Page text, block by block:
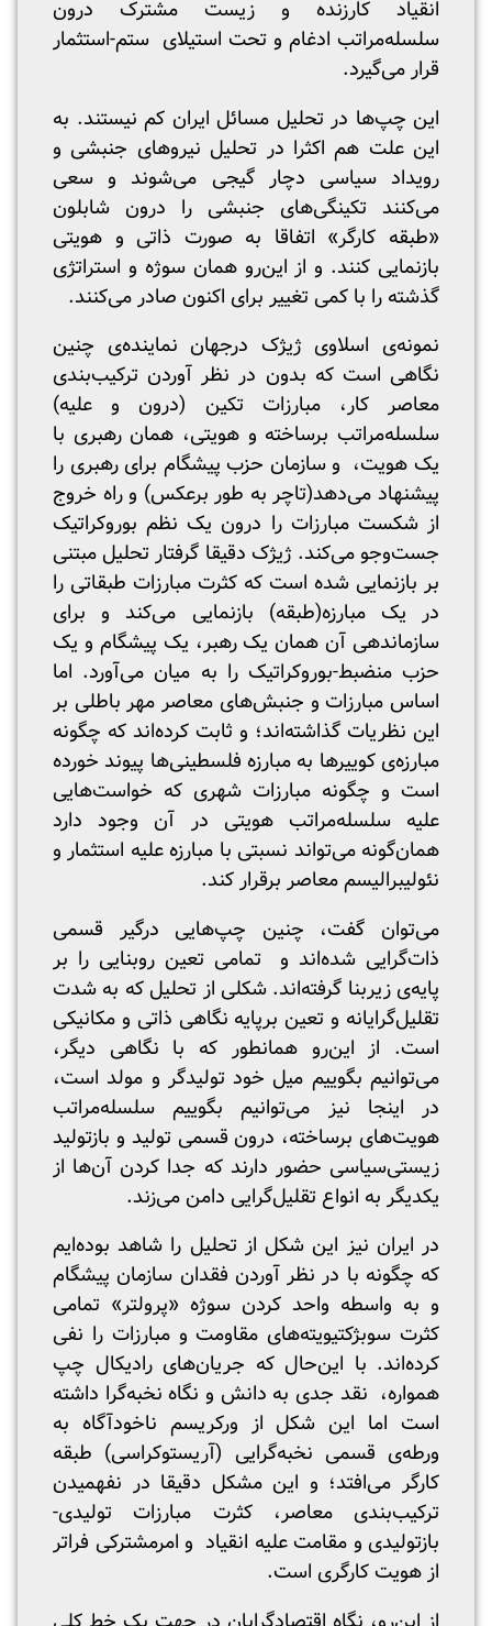
انقیاد کارزنده و زیست مشترک درون
سلسله‌مراتب ادغام و تحت استیلای ستم-استثمار
قرار می‌گیرد.
این چپ‌ها در تحلیل مسائل ایران کم نیستند. به
این علت هم اکثرا در تحلیل نیرو‌های جنبشی و
رویداد سیاسی دچار گیجی می‌شوند و سعی
می‌کنند تکینگی‌های جنبشی را درون شابلون
«طبقه کارگر» اتفاقا به صورت ذاتی و هویتی
بازنمایی کنند. و از این‌رو همان سوژه و استراتژی
گذشته را با کمی تغییر برای اکنون صادر می‌کنند.
نمونه‌ی اسلاوی ژیژک در‌جهان نماینده‌ی چنین
نگاهی است که بدون در نظر آوردن ترکیب‌بندی
معاصر کار، مبارزات تکین (درون و علیه)
سلسله‌مراتب برساخته و هویتی، همان رهبری با
یک هویت، و سازمان حزب پیشگام برای رهبری را
پیشنهاد می‌دهد(تاچر به طور برعکس) و راه خروج
از شکست مبارزات را درون یک نظم بوروکراتیک
جست‌وجو می‌کند. ژیژک دقیقا گرفتار تحلیل مبتنی
بر بازنمایی شده است که کثرت مبارزات طبقاتی را
در یک مبارزه(طبقه) بازنمایی می‌کند و برای
سازماندهی آن همان یک رهبر، یک پیشگام و یک
حزب منضبط-بوروکراتیک را به میان می‌آورد. اما
اساس مبارزات و جنبش‌های معاصر مهر باطلی بر
این نظریات گذاشته‌اند؛ و ثابت کرده‌اند که چگونه
مبارزه‌ی کوییر‌ها به مبارزه فلسطینی‌ها پیوند خورده
است و چگونه مبارزات شهری که خواست‌هایی
علیه سلسله‌مراتب هویتی در آن وجود دارد
همان‌گونه می‌تواند نسبتی با مبارزه علیه استثمار و
نئولیبرالیسم معاصر برقرار کند.
می‌توان گفت، چنین چپ‌هایی درگیر قسمی
ذات‌گرایی شده‌اند و تمامی تعین روبنایی را بر
پایه‌ی زیربنا گرفته‌اند. شکلی از تحلیل که به شدت
تقلیل‌گرایانه و تعین برپایه نگاهی ذاتی و مکانیکی
است. از این‌رو همانطور که با نگاهی دیگر،
می‌توانیم‌ بگوییم میل خود تولیدگر و مولد است،
در اینجا نیز می‌توانیم بگوییم سلسله‌مراتب
هویت‌های برساخته، درون قسمی تولید و بازتولید
زیستی‌سیاسی حضور دارند که جدا کردن آن‌ها از
یکدیگر به انواع تقلیل‌گرایی دامن می‌زند.
در ایران نیز این شکل از تحلیل را شاهد بوده‌ایم
که چگونه با در نظر آوردن فقدان سازمان پیشگام
و به واسطه واحد کردن سوژه «پرولتر» تمامی
کثرت سوبژکتیویته‌ها‌ی مقاومت و مبارزات را نفی
کرده‌اند. با این‌حال که جریان‌های رادیکال چپ
همواره، نقد جدی به دانش و نگاه نخبه‌گرا داشته‌
است اما این شکل از ورکریسم ناخودآگاه به
ورطه‌ی قسمی نخبه‌گرایی (آریستوکراسی) طبقه
کارگر می‌افتد؛ و این مشکل دقیقا در نفهمیدن
ترکیب‌بندی معاصر، کثرت مبارزات تولیدی-
بازتولیدی و مقامت علیه انقیاد و امرمشترکی فراتر
از هویت کارگری است.